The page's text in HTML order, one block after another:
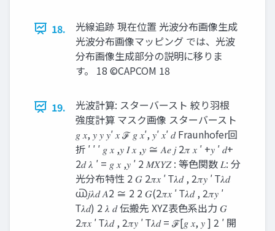
18.
光線追跡 現在位置 光波分布画像生成
光波分布画像マッピング では、光波
分布画像生成部分の説明に移りま
す。 18 ©CAPCOM 18
19.
光波計算: スターバースト 絞り羽根
強度計算 マスク画像 スターバースト
𝑔 𝑥, 𝑦 𝑦 𝑦′ 𝑥 ℱ 𝑔 𝑥′, 𝑦′ 𝑥′ 𝑑 Fraunhofer回
折 ′ ′ ′ 𝑔 𝑥 ,𝑦 𝐼 𝑥 ,𝑦 ≅ 𝐴𝑒 𝑗 2𝜋 𝑥 ′ +𝑦 ′ 𝑑+
2𝑑 𝜆 ′ = 𝑔 𝑥 ,𝑦 ′ 2 𝑀𝑋𝑌𝑍 : 等色関数 𝐿: 分
光分布特性 2 𝐺 2𝜋𝑥 ′ Τ𝜆𝑑 , 2𝜋𝑦 ′ Τ𝜆𝑑
൘𝑗𝜆𝑑 𝐴2 ≅ 2 2 𝐺(2𝜋𝑥 ′ Τ𝜆𝑑 , 2𝜋𝑦 ′
Τ𝜆𝑑) 2 𝜆 𝑑 伝搬先 XYZ表色系出力 𝐺
2𝜋𝑥 ′ Τ𝜆𝑑 , 2𝜋𝑦 ′ Τ𝜆𝑑 = ℱ[𝑔 𝑥, 𝑦 ] 2 ′ 開